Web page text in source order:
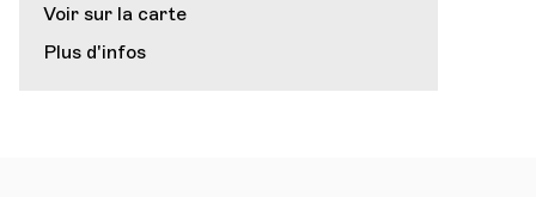
Voir sur la carte
Plus d'infos